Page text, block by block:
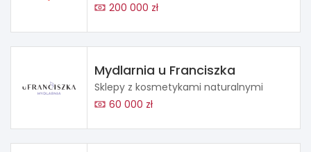
200 000 zł
Mydlarnia u Franciszka
Sklepy z kosmetykami naturalnymi
60 000 zł